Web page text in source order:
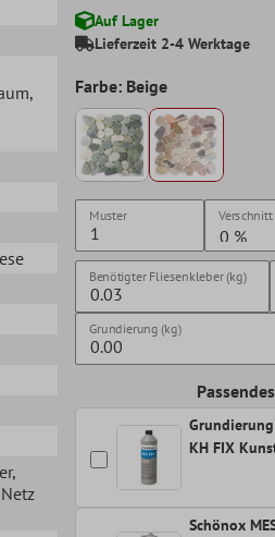
,
,
Auf Lager
Lieferzeit 2-4 Werktage
Farbe: Beige
Muster Verschnitt
Benötigter Fliesenkleber (kg)
Grundierung (kg)
KH FIX
Schönox